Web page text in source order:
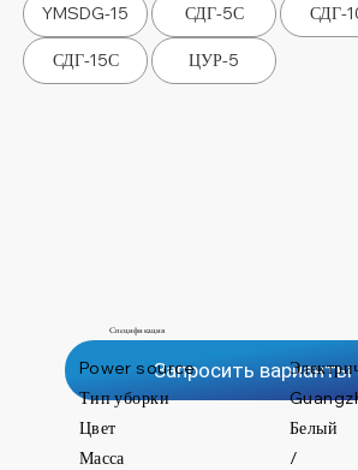
YMSDG-15 СДГ-5С СДГ-
СДГ-15С ЦУР-5
Запросить варианты
Power source
Тип уборки
Масса
Цвет Белый
/
Спецификация